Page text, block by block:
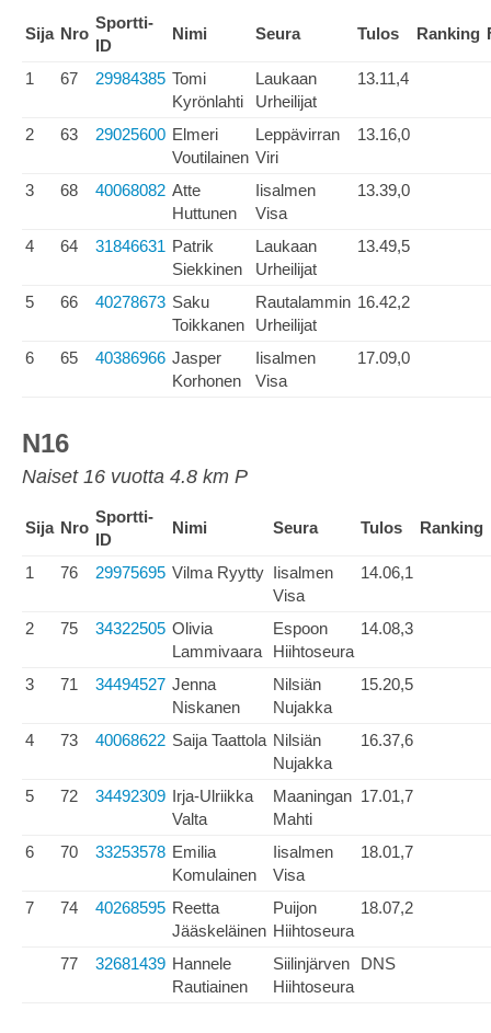
Sija Nro
Sportti-
ID
Nimi Seura Tulos Ranking
1 67 29984385 Tomi
Kyrönlahti
Laukaan
Urheilijat
13.11,4
2 63 29025600 Elmeri
Voutilainen
Leppävirran
Viri
13.16,0
3 68 40068082 Atte
Huttunen
Iisalmen
Visa
13.39,0
4 64 31846631 Patrik
Siekkinen
Laukaan
Urheilijat
13.49,5
5 66 40278673 Saku
Toikkanen
Rautalammin
Urheilijat
16.42,2
6 65 40386966 Jasper
Korhonen
Iisalmen
Visa
17.09,0
N16
Naiset 16 vuotta 4.8 km P
Sija Nro
Sportti-
ID
Nimi Seura Tulos Ranking
1 76 29975695 Vilma Ryytty Iisalmen
Visa
14.06,1
2 75 34322505 Olivia
Lammivaara
Espoon
Hiihtoseura
14.08,3
3 71 34494527 Jenna
Niskanen
Nilsiän
Nujakka
15.20,5
4 73 40068622 Saija Taattola Nilsiän
Nujakka
16.37,6
5 72 34492309 Irja-Ulriikka
Valta
Maaningan
Mahti
17.01,7
6 70 33253578 Emilia
Komulainen
Iisalmen
Visa
18.01,7
7 74 40268595 Reetta
Jääskeläinen
Puijon
Hiihtoseura
18.07,2
77 32681439 Hannele
Rautiainen
Siilinjärven
Hiihtoseura
DNS